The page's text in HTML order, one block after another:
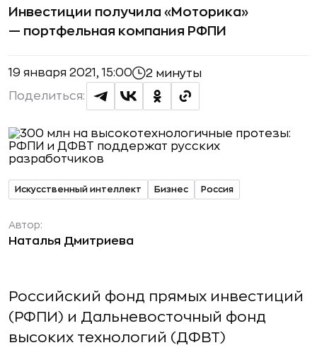
Инвестиции получила «Моторика»
— портфельная компания РФПИ
19 января 2021, 15:00 2 минуты
Поделиться:
Искусственный интеллект Бизнес Россия
Автор:
Наталья Дмитриева
Российский фонд прямых инвестиций
(РФПИ) и Дальневосточный фонд
высоких технологий (ДФВТ)